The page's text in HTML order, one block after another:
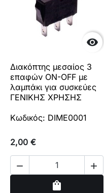

Διακόπτης μεσαίος 3
επαφών ON-OFF με
λαμπάκι για συσκεύες
ΓΕΝΙΚΗΣ ΧΡΗΣΗΣ
Κωδικός: DIME0001
2,00 €
 
shopping_bag